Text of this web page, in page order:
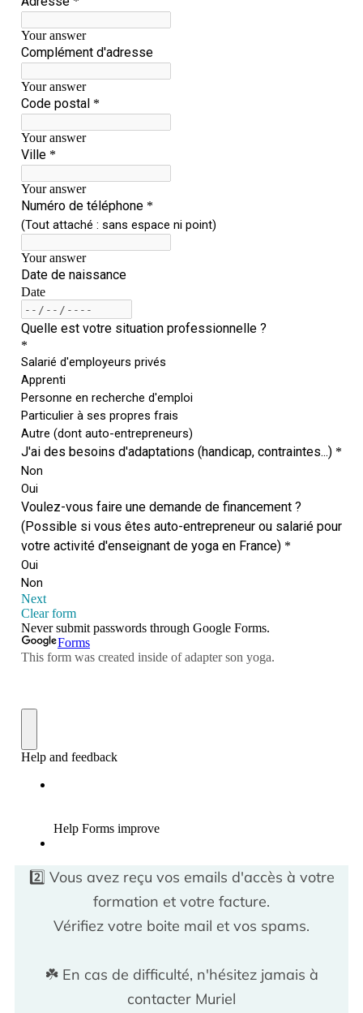
2️⃣ Vous avez reçu vos emails d'accès à votre
formation et votre facture.
Vérifiez votre boite mail et vos spams.
☘️ En cas de difficulté, n'hésitez jamais à
contacter Muriel